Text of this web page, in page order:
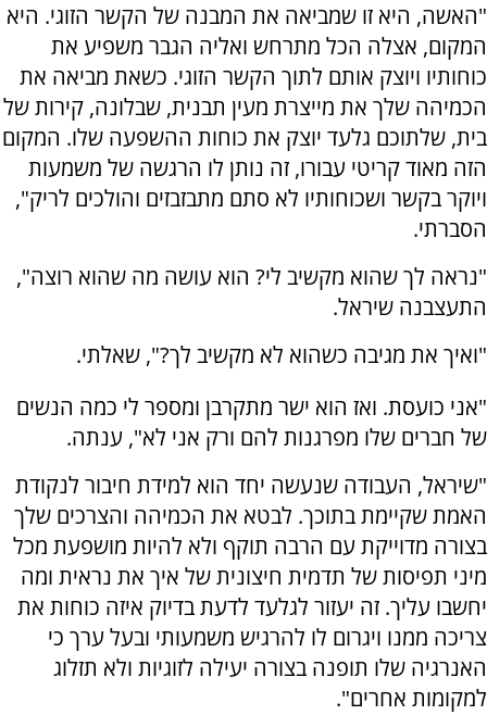
"האשה, היא זו שמביאה את המבנה של הקשר הזוגי. היא
המקום, אצלה הכל מתרחש ואליה הגבר משפיע את
כוחותיו ויוצק אותם לתוך הקשר הזוגי. כשאת מביאה את
הכמיהה שלך את מייצרת מעין תבנית, שבלונה, קירות של
בית, שלתוכם גלעד יוצק את כוחות ההשפעה שלו. המקום
הזה מאוד קריטי עבורו, זה נותן לו הרגשה של משמעות
ויוקר בקשר ושכוחותיו לא סתם מתבזבזים והולכים לריק",
הסברתי.
"נראה לך שהוא מקשיב לי? הוא עושה מה שהוא רוצה",
התעצבנה שיראל.
"ואיך את מגיבה כשהוא לא מקשיב לך?", שאלתי.
"אני כועסת. ואז הוא ישר מתקרבן ומספר לי כמה הנשים
של חברים שלו מפרגנות להם ורק אני לא", ענתה.
"שיראל, העבודה שנעשה יחד הוא למידת חיבור לנקודת
האמת שקיימת בתוכך. לבטא את הכמיהה והצרכים שלך
בצורה מדוייקת עם הרבה תוקף ולא להיות מושפעת מכל
מיני תפיסות של תדמית חיצונית של איך את נראית ומה
יחשבו עליך. זה יעזור לגלעד לדעת בדיוק איזה כוחות את
צריכה ממנו ויגרום לו להרגיש משמעותי ובעל ערך כי
האנרגיה שלו תופנה בצורה יעילה לזוגיות ולא תזלוג
למקומות אחרים".